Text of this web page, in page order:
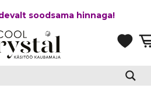
soodsama hinnaga!